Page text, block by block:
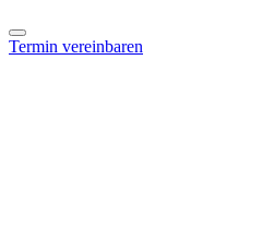
Termin vereinbaren